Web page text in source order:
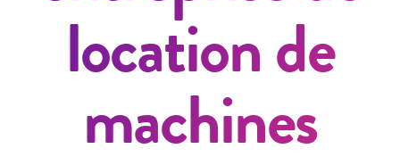
location de
machines